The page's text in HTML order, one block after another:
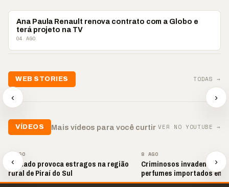
ENTRETENIMENTO
Ana Paula Renault renova contrato com a Globo e
terá projeto na TV
04 AGO
WEB STORIES TODAS →
‹
📢💜 Agosto Lilás
reforça combate à
violência contra a
mulher
📢 Noite
chega
oração
›
VÍDEOS Mais vídeos para você curtir VER NO YOUTUBE →
‹
8 AGO
Tornado provoca estragos na região
rural de Piraí do Sul
8 AGO
Criminosos invadem loja
perfumes importados em
›